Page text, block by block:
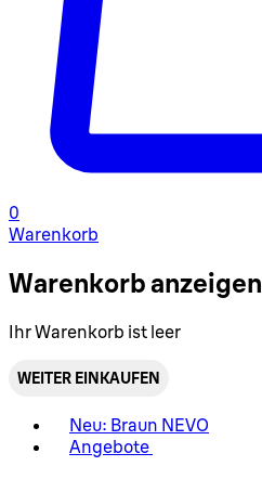
0
Warenkorb
Warenkorb anzeigen
Ihr Warenkorb ist leer
WEITER EINKAUFEN
Neu: Braun NEVO
Angebote